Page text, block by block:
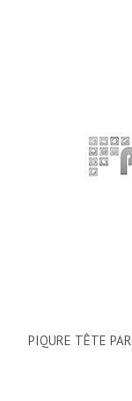
PIQURE TÊTE